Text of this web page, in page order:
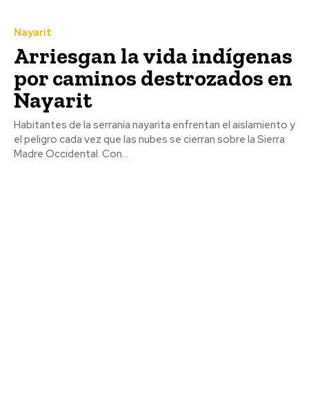
Nayarit
Arriesgan la vida indígenas
por caminos destrozados en
Nayarit
Habitantes de la serranía nayarita enfrentan el aislamiento y
el peligro cada vez que las nubes se cierran sobre la Sierra
Madre Occidental. Con...